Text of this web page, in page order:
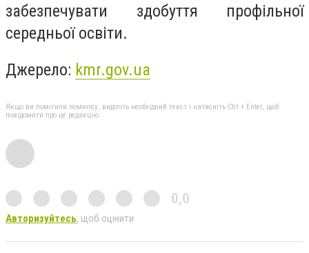
забезпечувати здобуття профільної
середньої освіти.
Джерело: kmr.gov.ua
Якщо ви помітили помилку, виділіть необхідний текст і натисніть Ctrl + Enter, щоб
повідомити про це редакцію
0,0
Авторизуйтесь, щоб оцінити